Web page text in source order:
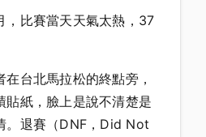
，比賽當天天氣太熱，37
台北馬拉松的終點旁，
貼紙，臉上是說不清楚是
。退賽（DNF，Did Not